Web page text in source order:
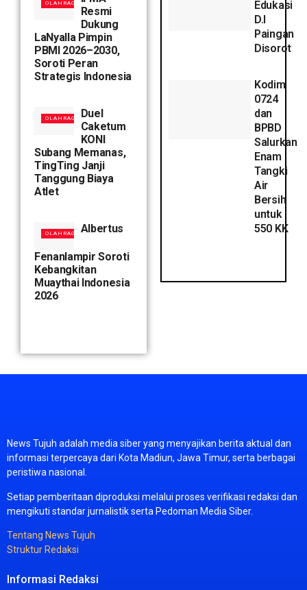
OLAHRAGA
Resmi
Dukung
LaNyalla Pimpin
PBMI 2026–2030,
Soroti Peran
Strategis Indonesia
OLAHRAGA
Duel
Caketum
KONI
Subang Memanas,
TingTing Janji
Tanggung Biaya
Atlet
OLAHRAGA Albertus
Fenanlampir Soroti
Kebangkitan
Muaythai Indonesia
2026
Edukasi
D.I
Paingan
Disorot
Kodim
0724
dan
BPBD
Salurkan
Enam
Tangki
Air
Bersih
untuk
550 KK
News Tujuh adalah mediasiberyang menyajikan beritaaktual dan
informasi terpercayadari Kota Madiun, JawaTimur, serta berbagai
peristiwanasional.
Setiap pemberitaan diproduksi melalui proses verifikasi redaksi dan
mengikuti standarjurnalistikserta Pedoman Media Siber.
Tentang News Tujuh
Struktur Redaksi
Informasi Redaksi